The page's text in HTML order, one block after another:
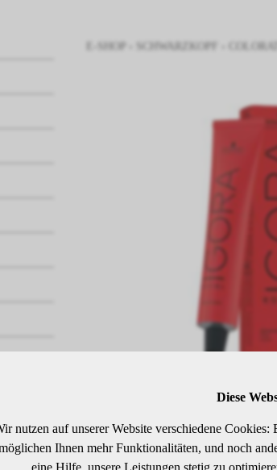
E-SHOP SCHWARZKOPF
BESCHREIBUNGDiese
nutzen auf unserer Website verschiedene
Ihnen mehr Funktionalitäten, und noch
eine Hilfe, unsere Leistungen stetig zu